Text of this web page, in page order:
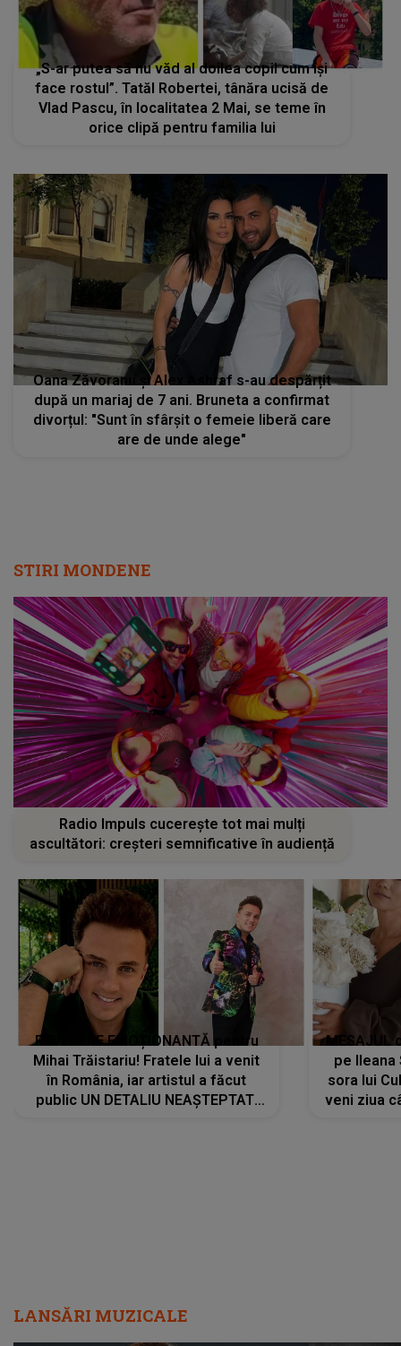
„S-ar putea să nu văd al doilea copil cum își
face rostul”. Tatăl Robertei, tânăra ucisă de
Vlad Pascu, în localitatea 2 Mai, se teme în
orice clipă pentru familia lui
Oana Zăvoranu și Alex Ashraf s-au despărțit
după un mariaj de 7 ani. Bruneta a confirmat
divorțul: "Sunt în sfârșit o femeie liberă care
are de unde alege"
STIRI MONDENE
Radio Impuls cucerește tot mai mulți
ascultători: creșteri semnificative în audiență
REVEDERE EMOȚIONANTĂ pentru
Mihai Trăistariu! Fratele lui a venit
în România, iar artistul a făcut
public UN DETALIU NEAȘTEPTAT:
MESAJUL
pe Ileana
sora lui
veni ziua
LANSĂRI MUZICALE